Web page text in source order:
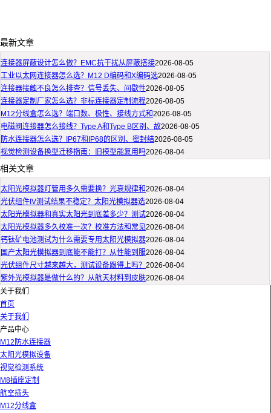
最新文章
连接器屏蔽设计怎么做？EMC抗干扰从屏蔽搭接2026-08-05
工业以太网连接器怎么选？M12 D编码和X编码选2026-08-05
连接器接触不良怎么排查？信号丢失、间歇性2026-08-05
连接器定制厂家怎么选？非标连接器定制流程2026-08-05
M12分线盒怎么选？端口数、极性、接线方式和2026-08-05
电磁阀连接器怎么接线？Type A和Type B区别、故2026-08-05
防水连接器怎么选？IP67和IP68的区别、密封结2026-08-05
视觉检测设备换型迁移指南：旧模型能复用吗2026-08-04
相关文章
太阳光模拟器灯管用多久需要换？光衰规律和2026-08-04
光伏组件IV测试结果不稳定？太阳光模拟器选2026-08-04
太阳光模拟器和真实太阳光到底差多少？测试2026-08-04
太阳光模拟器多久校准一次？校准方法和常见2026-08-04
钙钛矿电池测试为什么需要专用太阳光模拟器2026-08-04
国产太阳光模拟器到底能不能打？从性能到服2026-08-04
光伏组件尺寸越来越大，测试设备跟得上吗？ 2026-08-04
紫外光模拟器是做什么的？从航天材料到皮肤2026-08-04
关于我们
首页
关于我们
产品中心
M12防水连接器
太阳光模拟设备
视觉检测系统
M8插座定制
航空插头
M12分线盒